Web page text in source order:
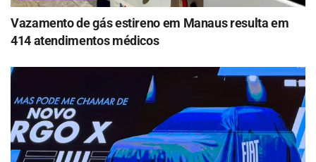
Vazamento de gás estireno em Manaus resulta em
414 atendimentos médicos